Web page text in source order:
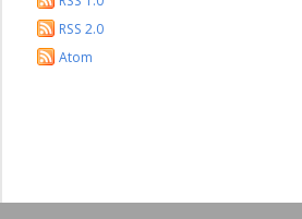
RSS 2.0
Atom